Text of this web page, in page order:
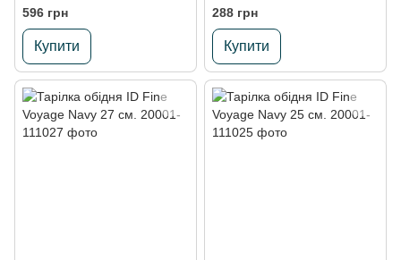
мл.
596 грн
Купити
288 грн
Купити